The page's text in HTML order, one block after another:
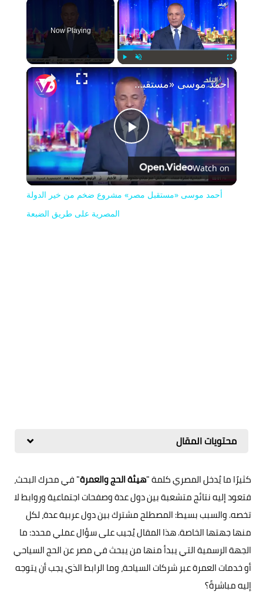
Play Unmute Fullscreen
Now Playing
Play
Video
أحمد موسى «مستقبل مصر» مشروع ضخم من خير الدولة المصرية على طريق الضبعة
Watch on
أحمد موسى «مستقبل مصر» مشروع ضخم من خير الدولة
المصرية على طريق الضبعة
محتويات المقال
كثيرًا ما يُدخل المصري كلمة "هيئة الحج والعمرة" في محرك البحث،
فتعود إليه نتائج متشعبة بين دول عدة وصفحات اجتماعية وروابط لا
تخصه. والسبب بسيط: المصطلح مشترك بين دول عربية عدة، لكل
منها جهتها الخاصة. هذا المقال يُجيب على سؤال عملي محدد: ما
الجهة الرسمية التي يبدأ منها من يبحث في مصر عن الحج السياحي
أو خدمات العمرة عبر شركات السياحة، وما الرابط الذي يجب أن يتوجه
إليه مباشرةً؟